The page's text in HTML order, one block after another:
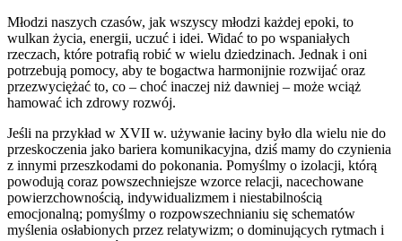
Młodzi naszych czasów, jak wszyscy młodzi każdej epoki, to
wulkan życia, energii, uczuć i idei. Widać to po wspaniałych
rzeczach, które potrafią robić w wielu dziedzinach. Jednak i oni
potrzebują pomocy, aby te bogactwa harmonijnie rozwijać oraz
przezwyciężać to, co – choć inaczej niż dawniej – może wciąż
hamować ich zdrowy rozwój.
Jeśli na przykład w XVII w. używanie łaciny było dla wielu nie do
przeskoczenia jako bariera komunikacyjna, dziś mamy do czynienia
z innymi przeszkodami do pokonania. Pomyślmy o izolacji, którą
powodują coraz powszechniejsze wzorce relacji, nacechowane
powierzchownością, indywidualizmem i niestabilnością
emocjonalną; pomyślmy o rozpowszechnianiu się schematów
myślenia osłabionych przez relatywizm; o dominujących rytmach i